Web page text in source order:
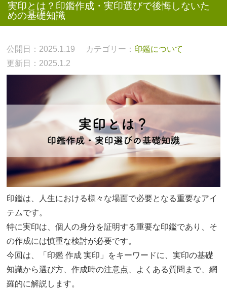
実印とは？印鑑作成・実印選びで後悔しないた
めの基礎知識
公開日：2025.1.19 カテゴリー： 印鑑について
更新日：2025.1.2
印鑑は、人生における様々な場面で必要となる重要なアイ
テムです。
特に実印は、個人の身分を証明する重要な印鑑であり、そ
の作成には慎重な検討が必要です。
今回は、「印鑑 作成 実印」をキーワードに、実印の基礎
知識から選び方、作成時の注意点、よくある質問まで、網
羅的に解説します。